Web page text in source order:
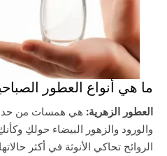
ما هي أنواع العطور
العطور الزهرية: هي همسات من
والورود والزهور البيضاء حولكِ
الروائح تحاكي الأنوثة في أكثر